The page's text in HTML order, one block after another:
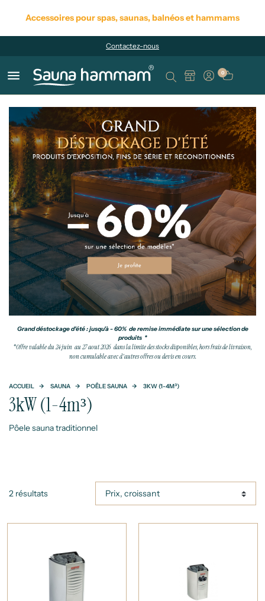
Accessoires pour spas, saunas, balnéos et hammams
Contactez-nous
menu 0
Grand déstockage d'été : jusqu'à - 60% de remise immédiate sur une sélection de
produits *
*Offre valable du 24 juin au 27 aout 2026 dans la limite des stocks disponibles, hors frais de livraison,
non cumulable avec d'autres offres ou devis en cours.
ACCUEIL SAUNA POÊLE SAUNA 3KW (1-4M³)
3kW (1-4m³)
Pôele sauna traditionnel
2 résultats